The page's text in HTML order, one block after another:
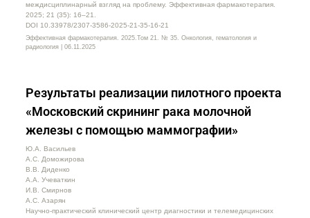
междисциплинарный взгляд на проблему. Эффективная фармакотерапия.
2025; 21 (35): 16–21.
DOI 10.33978/2307-3586-2025-21-35-16-21
Эффективная фармакотерапия. 2025.Том 21. № 35. Онкология, гематология и
радиология | 06.11.2025
Результаты реализации пилотного проекта
«Московский скрининг рака молочной
железы с помощью маммографии»
Ю.А. Васильев
А.С. Доможирова
В.В. Диденко
А.А. Учеваткин
И.В. Смирнов
А.С. Азарян
Научно-практический клинический центр диагностики и телемедицинских